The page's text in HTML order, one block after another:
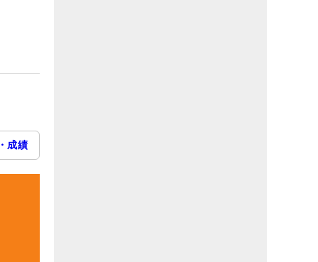
成績